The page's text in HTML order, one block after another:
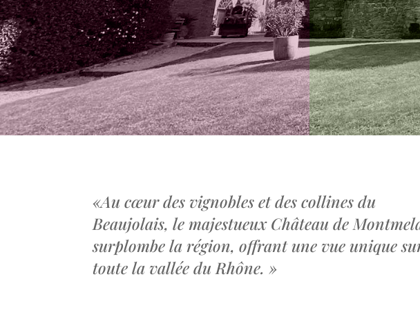
«Au cœur des vignobles et des collines du
Beaujolais, le majestueux Château de
surplombe la région, offrant une vue unique
toute la vallée du Rhône. »